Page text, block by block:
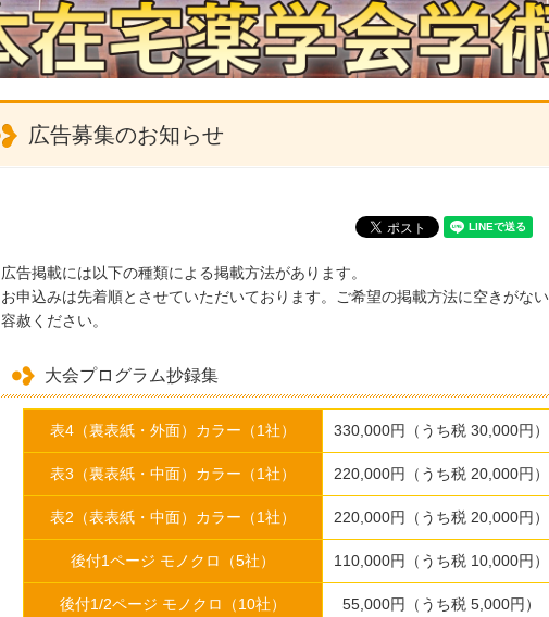
広告募集のお知らせ
広告掲載には以下の種類による掲載方法があります。
お申込みは先着順とさせていただいております。ご希望の掲載方法に空きがな
容赦ください。
大会プログラム抄録集
表4（裏表紙・外面）カラー（1社） 330,000円（うち税 30,000円）
表3（裏表紙・中面）カラー（1社） 220,000円（うち税 20,000円）
表2（表表紙・中面）カラー（1社） 220,000円（うち税 20,000円）
後付1ページ モノクロ（5社） 110,000円（うち税 10,000円）
後付1/2ページ モノクロ（10社） 55,000円（うち税 5,000円）